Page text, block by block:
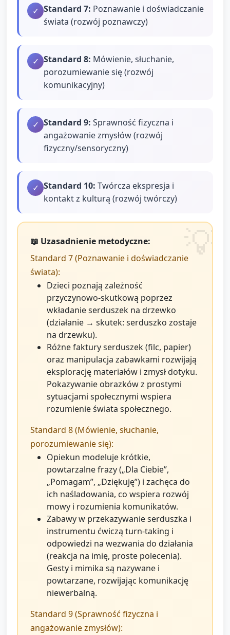
✓ Standard 7: Poznawanie i doświadczanie
świata (rozwój poznawczy)
✓ Standard 8: Mówienie, słuchanie,
porozumiewanie się (rozwój
komunikacyjny)
✓ Standard 9: Sprawność fizyczna i
angażowanie zmysłów (rozwój
fizyczny/sensoryczny)
✓ Standard 10: Twórcza ekspresja i
kontakt z kulturą (rozwój twórczy)
📖 Uzasadnienie metodyczne:
Standard 7 (Poznawanie i doświadczanie
świata):
Dzieci poznają zależność
przyczynowo‑skutkową poprzez
wkładanie serduszek na drzewko
(działanie → skutek: serduszko zostaje
na drzewku).
Różne faktury serduszek (filc, papier)
oraz manipulacja zabawkami rozwijają
eksplorację materiałów i zmysł dotyku.
Pokazywanie obrazków z prostymi
sytuacjami społecznymi wspiera
rozumienie świata społecznego.
Standard 8 (Mówienie, słuchanie,
porozumiewanie się):
Opiekun modeluje krótkie,
powtarzalne frazy („Dla Ciebie”,
„Pomagam”, „Dziękuję”) i zachęca do
ich naśladowania, co wspiera rozwój
mowy i rozumienia komunikatów.
Zabawy w przekazywanie serduszka i
instrumentu ćwiczą turn‑taking i
odpowiedzi na wezwania do działania
(reakcja na imię, proste polecenia).
Gesty i mimika są nazywane i
powtarzane, rozwijając komunikację
niewerbalną.
Standard 9 (Sprawność fizyczna i
angażowanie zmysłów):